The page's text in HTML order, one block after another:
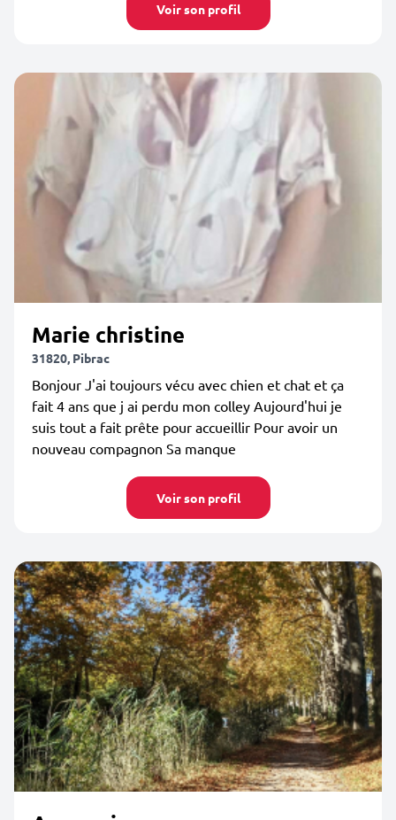
Voir son profil
Marie christine
31820, Pibrac
Bonjour J'ai toujours vécu avec chien et chat et ça
fait 4 ans que j ai perdu mon colley Aujourd'hui je
suis tout a fait prête pour accueillir Pour avoir un
nouveau compagnon Sa manque
Voir son profil